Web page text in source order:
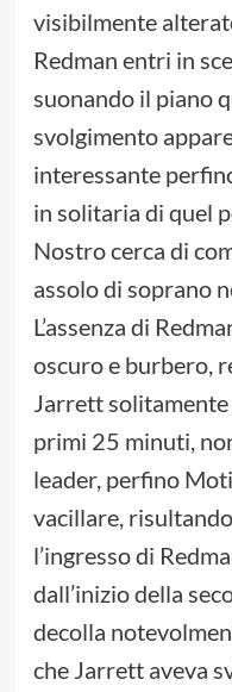
visibilmente
Redman entri in
suonando il piano
svolgimento
interessante
in solitaria di quel
Nostro cerca di
assolo di soprano
L’assenza di
oscuro e burbero,
Jarrett
primi 25 minuti,
leader, perfino
vacillare,
l’ingresso di
dall’inizio della
decolla
che Jarrett aveva